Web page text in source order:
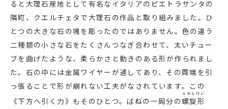
ると大理石産地として有名なイタリアのピエトラサンタの
隣町、クエルチェタで大理石の作品と取り組みました。ひ
とつの大きな石の塊を彫ったのではありません。色の違う
二種類の小さな石をたくさんつなぎ合わせて、太いチュー
ブを曲げたような、柔らかさと動きのある形が作られまし
た。石の中には金属ワイヤーが通してあり、その両端を引
っ張ることで形が崩れない工夫がなされています。この
《下方へ引く力》もそのひとつ。ばねの一周分の螺旋形
らせんけい